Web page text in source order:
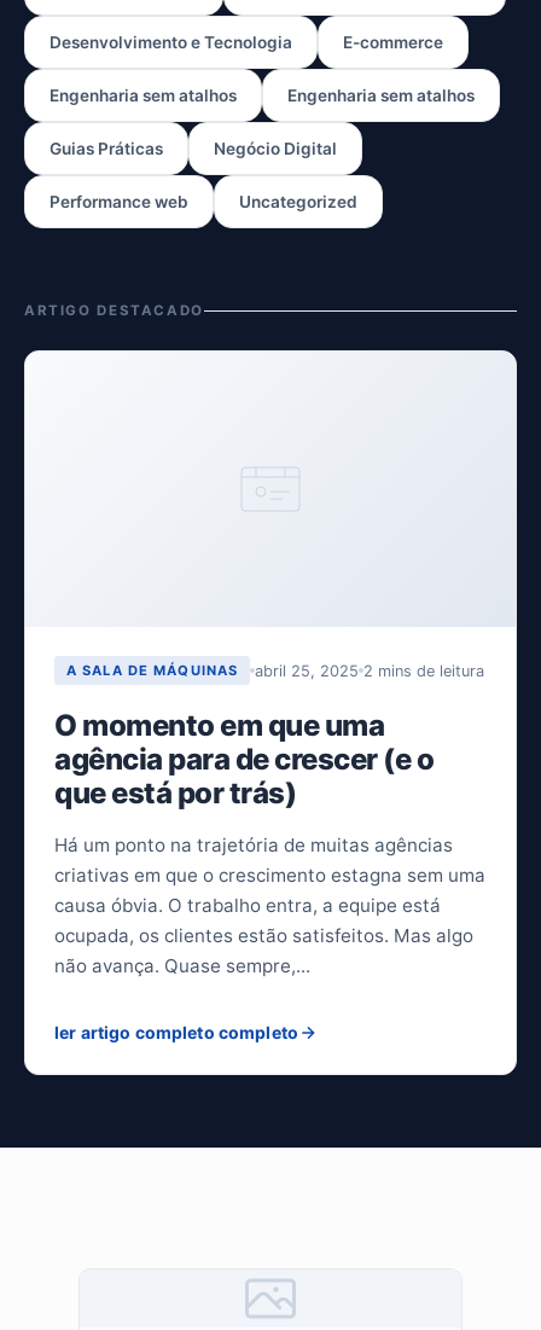
Desenvolvimento e Tecnologia E-commerce
Engenharia sem atalhos Engenharia sem atalhos
Guias Práticas Negócio Digital
Performance web Uncategorized
ARTIGO DESTACADO
A SALA DE MÁQUINAS abril 25, 2025 2 mins de leitura
O momento em que uma
agência para de crescer (e o
que está por trás)
Há um ponto na trajetória de muitas agências
criativas em que o crescimento estagna sem uma
causa óbvia. O trabalho entra, a equipe está
ocupada, os clientes estão satisfeitos. Mas algo
não avança. Quase sempre,...
ler artigo completo completo